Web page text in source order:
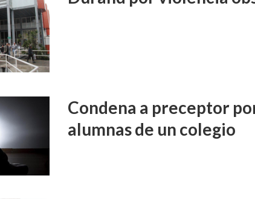
Condena a preceptor
alumnas de un colegio